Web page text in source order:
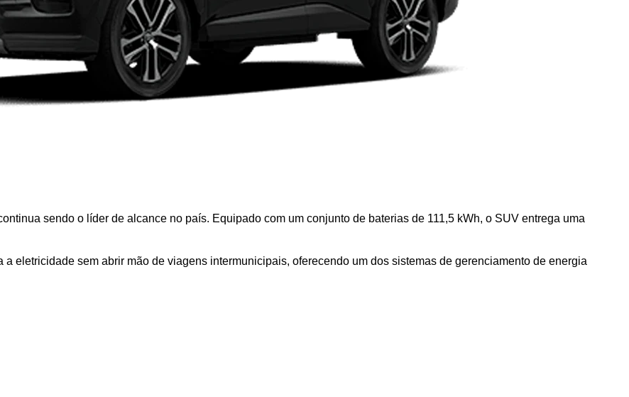
sendo o líder de alcance no país. Equipado com um conjunto de baterias de 111,5 kWh, o SUV entrega uma
eletricidade sem abrir mão de viagens intermunicipais, oferecendo um dos sistemas de gerenciamento de energia